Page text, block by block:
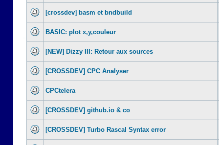
[crossdev] basm et bndbuild
BASIC: plot x,y,couleur
[NEW] Dizzy III: Retour aux sources
[CROSSDEV] CPC Analyser
CPCtelera
[CROSSDEV] github.io & co
[CROSSDEV] Turbo Rascal Syntax error